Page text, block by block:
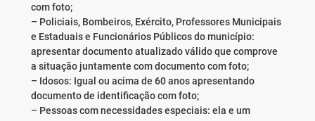
com foto;
– Policiais, Bombeiros, Exército, Professores Municipais
e Estaduais e Funcionários Públicos do município:
apresentar documento atualizado válido que comprove
a situação juntamente com documento com foto;
– Idosos: Igual ou acima de 60 anos apresentando
documento de identificação com foto;
– Pessoas com necessidades especiais: ela e um